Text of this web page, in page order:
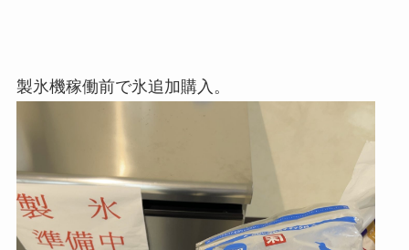
製氷機稼働前で氷追加購入。